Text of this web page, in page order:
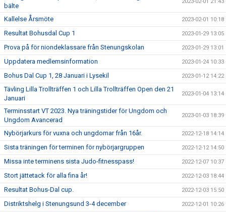
bälte
Kallelse Årsmöte 2023-02-01 10:18
Resultat Bohusdal Cup 1 2023-01-29 13:05
Prova på för niondeklassare från Stenungskolan 2023-01-29 13:01
Uppdatera medlemsinformation 2023-01-24 10:33
Bohus Dal Cup 1, 28 Januari i Lysekil 2023-01-12 14:22
Tävling Lilla Trollträffen 1 och Lilla Trollträffen Open den 21
Januari
2023-01-04 13:14
Terminsstart VT 2023. Nya träningstider för Ungdom och
Ungdom Avancerad
2023-01-03 18:39
Nybörjarkurs för vuxna och ungdomar från 16år. 2022-12-18 14:14
Sista träningen för terminen för nybörjargruppen 2022-12-12 14:50
Missa inte terminens sista Judo-fitnesspass! 2022-12-07 10:37
Stort jättetack för alla fina år! 2022-12-03 18:44
Resultat Bohus-Dal cup. 2022-12-03 15:50
Distriktshelg i Stenungsund 3-4 december 2022-12-01 10:26